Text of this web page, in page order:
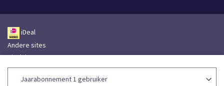
iDeal
Andere sites
Disclaimer
Leveringsvoorwaarden
Toegankelijkheidsverklaring